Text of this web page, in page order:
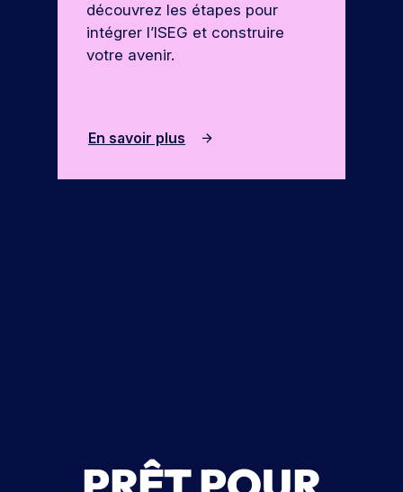
découvrez les étapes pour
intégrer l’ISEG et construire
votre avenir.
En savoir plus